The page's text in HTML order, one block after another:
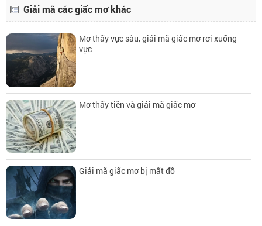
Giải mã các giấc mơ khác
Mơ thấy vực sâu, giải mã giấc mơ rơi xuống
vực
Mơ thấy tiền và giải mã giấc mơ
Giải mã giấc mơ bị mất đồ